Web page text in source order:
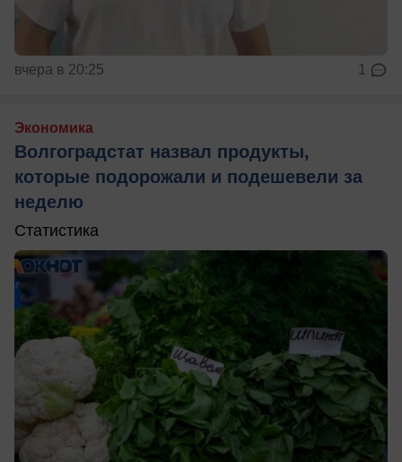
вчера в 20:25 1
Экономика
Волгоградстат назвал продукты,
которые подорожали и подешевели за
неделю
Статистика